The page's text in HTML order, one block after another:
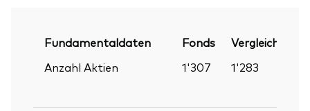
Fundamentaldaten Fonds
Anzahl Aktien
1'307 1'283